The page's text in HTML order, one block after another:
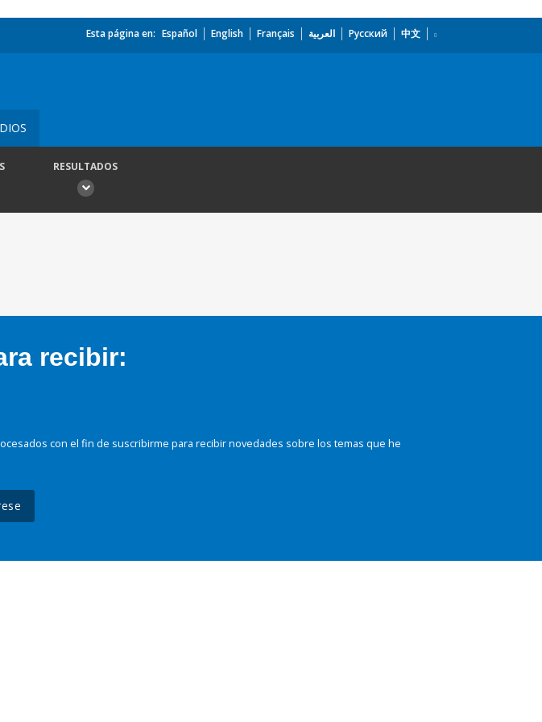
Esta página en: Español English Français العربية Русский 中文
RESULTADOS
recibir:
con el fin de suscribirme para recibir novedades sobre los temas que he